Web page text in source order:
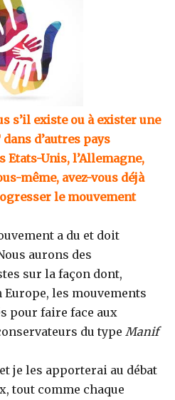
s’il existe ou à exister une
d’autres pays
Etats-Unis, l’Allemagne,
même, avez-vous déjà
le mouvement
a du et doit
aurons des
sur la façon dont,
les mouvements
pour faire face aux
du type Manif
je les apporterai au débat
tout comme chaque